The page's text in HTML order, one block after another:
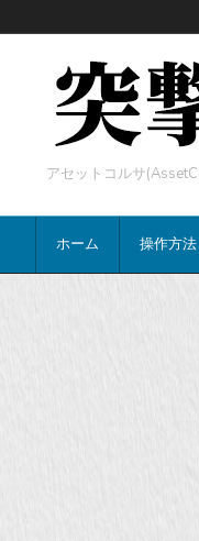
アセットコルサ
ホーム 操作方